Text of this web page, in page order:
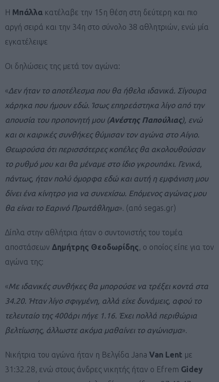
Η Μπάλλα κατέλαβε την 15η θέση στη δεύτερη και πιο
αργή σειρά και την 34η στο σύνολο 38 αθλητριών, ενώ μία
εγκατέλειψε
Οι δηλώσεις της μετά τον αγώνα:
«Δεν ήταν το αποτέλεσμα που θα ήθελα ιδανικά. Σίγουρα
χάρηκα που ήμουν εδώ. Ίσως επηρεάστηκα λίγο από την
απουσία του προπονητή μου (Ανέστης Παπούλιας), ενώ
και οι καιρικές συνθήκες θύμισαν τον αγώνα στο Αίγιο.
Θεωρούσα ότι περισσότερες κοπέλες θα ακολουθούσαν
το ρυθμό μου και θα μέναμε στο ίδιο γκρουπάκι. Γενικά,
πάντως, ήταν πολύ όμορφα εδώ και αυτή η εμφάνιση μου
δίνει ένα κίνητρο για να συνεχίσω. Επόμενος αγώνας μου
θα είναι το Εαρινό Πρωτάθλημα». (από segas.gr)
Δίπλα στην αθλήτρια ήταν ο συντονιστής του τομέα
αποστάσεων Δημήτρης Θεοδωρίδης, ο οποίος είπε για τον
αγώνα της:
«Με ιδανικές συνθήκες θα μπορούσε να τρέξει κοντά στα
34.20. Ήταν λίγο σφιγμένη, αλλά είχε δυνάμεις, αφού το
τελευταίο της 400άρι πήγε 1.16. Έχει πολλά περιθώρια
βελτίωσης, άλλωστε ακόμα μαθαίνει το αγώνισμα».
Νικήτρια του αγώνα ήταν η Βελγίδα Jana Van Lent με
31:32.28, ενώ στους άνδρες νικητής ήταν ο Efrem Gidey